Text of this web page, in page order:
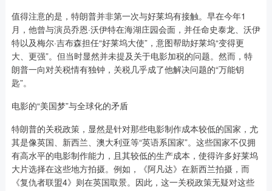
值得注意的是，特朗普并非第一次与好莱坞有接触。早在今年1
月，他曾与演员乔恩·沃伊特在海湖庄园会面，并任命史泰龙、沃伊
特以及梅尔·吉布森担任“好莱坞大使”，意图帮助好莱坞“变得更
大、更强”。但当时显然并未提及关于电影加税的问题。然而，特
朗普一向对关税情有独钟，关税几乎成了他解决问题的“万能钥
匙”。
电影的“美国梦”与全球化的矛盾
特朗普的关税政策，显然是针对那些电影制作成本较低的国家，尤
其是像英国、新西兰、澳大利亚等“英语系国家”。这些国家不仅拥
有高水平的电影制作能力，且其较低的生产成本，使得许多好莱坞
大片选择在这些地方拍摄。例如，《阿凡达》在新西兰拍摄，而
《复仇者联盟4》则在英国取景。因此，这一关税政策无疑对这些